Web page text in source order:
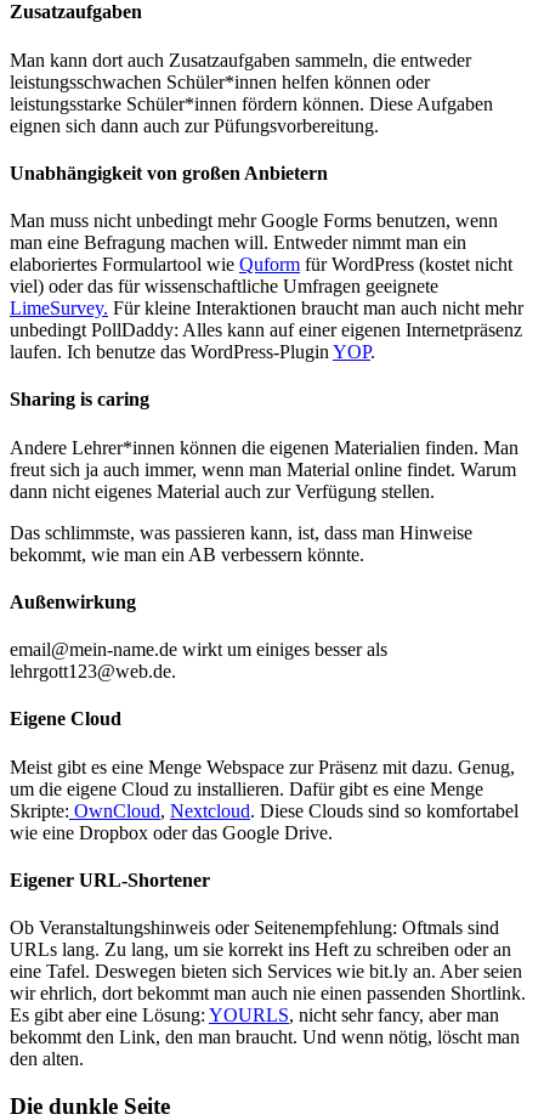
Zusatzaufgaben
Man kann dort auch Zusatzaufgaben sammeln, die entweder
leistungsschwachen Schüler*innen helfen können oder
leistungsstarke Schüler*innen fördern können. Diese Aufgaben
eignen sich dann auch zur Püfungsvorbereitung.
Unabhängigkeit von großen Anbietern
Man muss nicht unbedingt mehr Google Forms benutzen, wenn
man eine Befragung machen will. Entweder nimmt man ein
elaboriertes Formulartool wie Quform für WordPress (kostet nicht
viel) oder das für wissenschaftliche Umfragen geeignete
LimeSurvey. Für kleine Interaktionen braucht man auch nicht mehr
unbedingt PollDaddy: Alles kann auf einer eigenen Internetpräsenz
laufen. Ich benutze das WordPress-Plugin YOP.
Sharing is caring
Andere Lehrer*innen können die eigenen Materialien finden. Man
freut sich ja auch immer, wenn man Material online findet. Warum
dann nicht eigenes Material auch zur Verfügung stellen.
Das schlimmste, was passieren kann, ist, dass man Hinweise
bekommt, wie man ein AB verbessern könnte.
Außenwirkung
email@mein-name.de wirkt um einiges besser als
lehrgott123@web.de.
Eigene Cloud
Meist gibt es eine Menge Webspace zur Präsenz mit dazu. Genug,
um die eigene Cloud zu installieren. Dafür gibt es eine Menge
Skripte: OwnCloud, Nextcloud. Diese Clouds sind so komfortabel
wie eine Dropbox oder das Google Drive.
Eigener URL-Shortener
Ob Veranstaltungshinweis oder Seitenempfehlung: Oftmals sind
URLs lang. Zu lang, um sie korrekt ins Heft zu schreiben oder an
eine Tafel. Deswegen bieten sich Services wie bit.ly an. Aber seien
wir ehrlich, dort bekommt man auch nie einen passenden Shortlink.
Es gibt aber eine Lösung: YOURLS, nicht sehr fancy, aber man
bekommt den Link, den man braucht. Und wenn nötig, löscht man
den alten.
Die dunkle Seite